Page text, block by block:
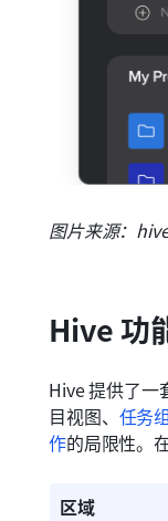
图片来源：
Hive 功
Hive 提供了一
目视图、 任务
作的局限性。
区域